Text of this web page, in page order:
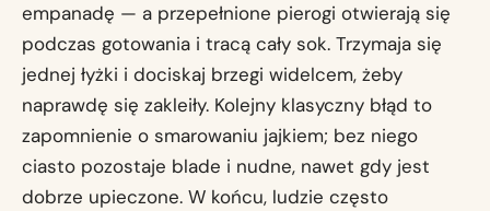
empanadę — a przepełnione pierogi otwierają się
podczas gotowania i tracą cały sok. Trzymaja się
jednej łyżki i dociskaj brzegi widelcem, żeby
naprawdę się zakleiły. Kolejny klasyczny błąd to
zapomnienie o smarowaniu jajkiem; bez niego
ciasto pozostaje blade i nudne, nawet gdy jest
dobrze upieczone. W końcu, ludzie często